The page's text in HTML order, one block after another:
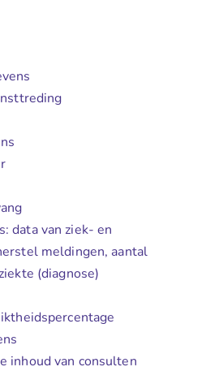
data van ziek- en
meldingen, aantal
(diagnose)
inhoud van consulten